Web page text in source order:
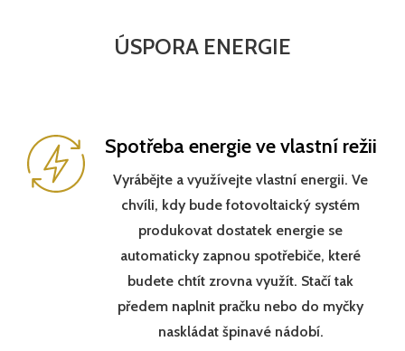
ÚSPORA ENERGIE
Spotřeba energie ve vlastní režii
Vyrábějte a využívejte vlastní energii. Ve
chvíli, kdy bude fotovoltaický systém
produkovat dostatek energie se
automaticky zapnou spotřebiče, které
budete chtít zrovna využít. Stačí tak
předem naplnit pračku nebo do myčky
naskládat špinavé nádobí.